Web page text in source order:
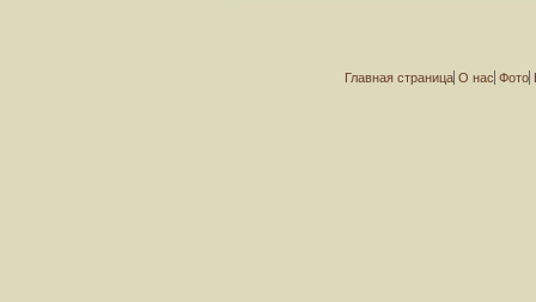
Главная страница О нас Фото